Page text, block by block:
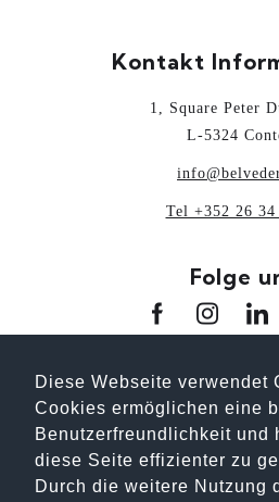
Diese Webseite verwendet
Cookies ermöglichen eine
Benutzerfreundlichkeit und
diese Seite effizienter zu
Durch die weitere Nutzung
Kontakt
1, Square Peter
L-5324
Tel +352 26 34
Folge
www.architectour.lu